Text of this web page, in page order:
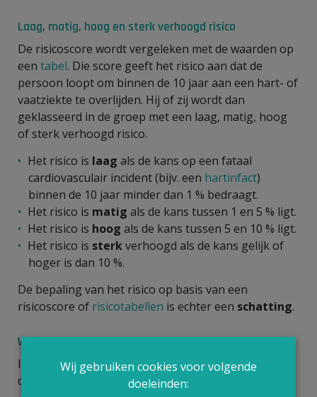
Laag, matig, hoog en sterk verhoogd risico
De risicoscore wordt vergeleken met de waarden op
een tabel. Die score geeft het risico aan dat de
persoon loopt om binnen de 10 jaar aan een hart- of
vaatziekte te overlijden. Hij of zij wordt dan
geklasseerd in de groep met een laag, matig, hoog
of sterk verhoogd risico.
Het risico is laag als de kans op een fataal
cardiovasculair incident (bijv. een hartinfact)
binnen de 10 jaar minder dan 1 % bedraagt.
Het risico is matig als de kans tussen 1 en 5 % ligt.
Het risico is hoog als de kans tussen 5 en 10 % ligt.
Het risico is sterkverhoogd als de kans gelijk of
hoger is dan 10 %.
De bepaling van het risico op basis van een
risicoscore of risicotabellen is echter een schatting.
Wie komt in de hoogrisicogroep terecht?
In de groep met eensterk verhoogd risicoworden
de personen ingedeeld met:
Wij gebruiken cookies voor volgende
doeleinden: